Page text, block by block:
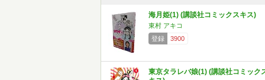
海月姫(1) (講談社コミックスキス)
東村 アキコ
登録
3900
東京タラレバ娘(1) (講談社コミック